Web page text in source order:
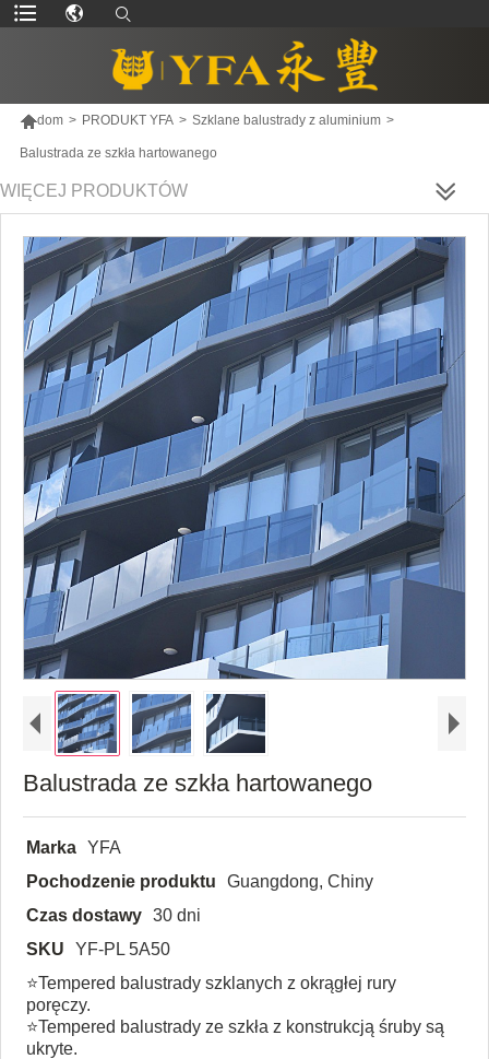
dom > PRODUKT YFA > Szklane balustrady z aluminium >
Balustrada ze szkła hartowanego
WIĘCEJ PRODUKTÓW
Balustrada ze szkła hartowanego
Marka YFA
Pochodzenie produktu
Guangdong, Chiny
Czas dostawy 30 dni
SKU
YF-PL 5A50
⭐Tempered balustrady szklanych z okrągłej rury
poręczy.
⭐Tempered balustrady ze szkła z konstrukcją śruby są
ukryte.